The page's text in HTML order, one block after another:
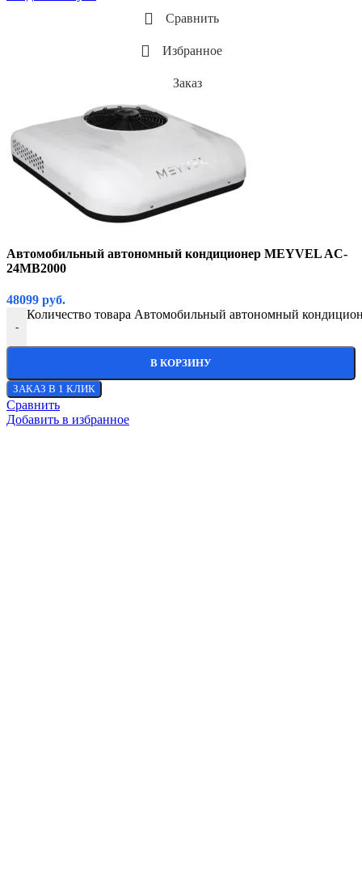
Кронштейны компрессора на Тракторы ХТЗ
Кронштейны компрессора на Экскаваторы и
Кронштейны МАЗ
Кронштейны ПАЗ
Кронштейны УРАЛ
Сравнить
Избранное
Заказ
Автомобильный автономный кондиционер MEYVEL AC-
24MB2000
48099 руб.
-
Количество товара Автомобильный автономный
В КОРЗИНУ
ЗАКАЗ В 1 КЛИК
Сравнить
Добавить в избранное